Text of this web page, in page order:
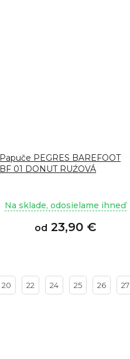
Papuče PEGRES BAREFOOT
BF 01 DONUT RUŹOVÁ
Na sklade, odosielame ihneď
od 23,90 €
20 22 24 25 26 27